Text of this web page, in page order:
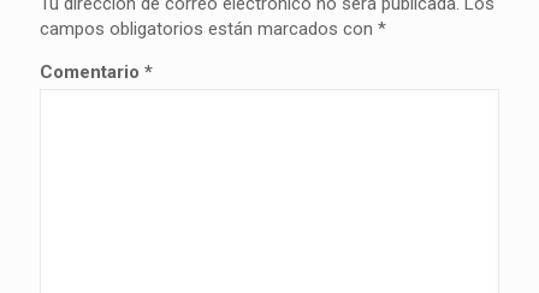
campos obligatorios están marcados con *
Comentario *